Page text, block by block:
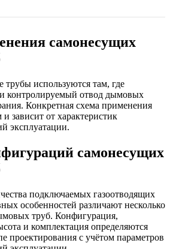
самонесущих
используются там, где
и контролируемый отвод дымовых
Конкретная схема применения
и зависит от характеристик
эксплуатации.
самонесущих
подключаемых газоотводящих
особенностей различают несколько
труб. Конфигурация,
и комплектация определяются
проектирования с учётом параметров